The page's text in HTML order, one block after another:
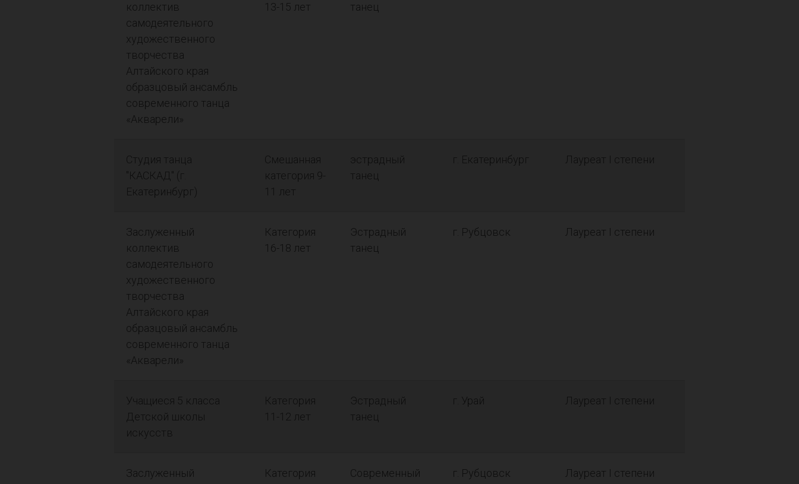
коллектив
самодеятельного
художественного
творчества
Алтайского края
образцовый ансамбль
современного танца
«Акварели»
13-15 лет
танец
Студия танца
"КАСКАД" (г.
Екатеринбург)
Смешанная
категория 9-
11 лет
эстрадный
танец
г. Екатеринбург Лауреат I степени
Заслуженный
коллектив
самодеятельного
художественного
творчества
Алтайского края
образцовый ансамбль
современного танца
«Акварели»
Категория
16-18 лет
Эстрадный
танец
г. Рубцовск Лауреат I степени
Учащиеся 5 класса
Детской школы
искусств
Категория
11-12 лет
Эстрадный
танец
г. Урай Лауреат I степени
Заслуженный
Категория
Современный
г. Рубцовск Лауреат I степени